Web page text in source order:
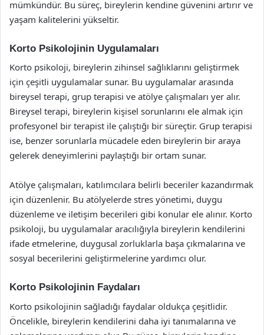
mümkündür. Bu süreç, bireylerin kendine güvenini artırır ve
yaşam kalitelerini yükseltir.
Korto Psikolojinin Uygulamaları
Korto psikoloji, bireylerin zihinsel sağlıklarını geliştirmek
için çeşitli uygulamalar sunar. Bu uygulamalar arasında
bireysel terapi, grup terapisi ve atölye çalışmaları yer alır.
Bireysel terapi, bireylerin kişisel sorunlarını ele almak için
profesyonel bir terapist ile çalıştığı bir süreçtir. Grup terapisi
ise, benzer sorunlarla mücadele eden bireylerin bir araya
gelerek deneyimlerini paylaştığı bir ortam sunar.
Atölye çalışmaları, katılımcılara belirli beceriler kazandırmak
için düzenlenir. Bu atölyelerde stres yönetimi, duygu
düzenleme ve iletişim becerileri gibi konular ele alınır. Korto
psikoloji, bu uygulamalar aracılığıyla bireylerin kendilerini
ifade etmelerine, duygusal zorluklarla başa çıkmalarına ve
sosyal becerilerini geliştirmelerine yardımcı olur.
Korto Psikolojinin Faydaları
Korto psikolojinin sağladığı faydalar oldukça çeşitlidir.
Öncelikle, bireylerin kendilerini daha iyi tanımalarına ve